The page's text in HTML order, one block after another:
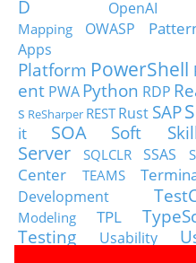
D
OpenAI
Mapping
OWASP
Apps
Platform PowerShell
ent PWA Python RDP
s ReSharper RESTRust SAP
it
SOA Soft
Server
SQLCLR SSAS
Center
TEAMS
Development
Modeling
TPL
Testing
Usability